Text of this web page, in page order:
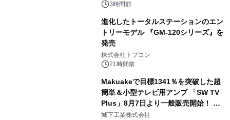
3時間前
進化したトータルステーションのエン
トリーモデル 『GM-120シリーズ』を
発売
株式会社トプコン
21時間前
Makuakeで目標1341％を突破した超
簡単＆小型テレビ用アンプ 「SW TV
Plus」8月7日より一般販売開始！ ケ
ーブル1本つなぐだけ、テレビの音が
城下工業株式会社